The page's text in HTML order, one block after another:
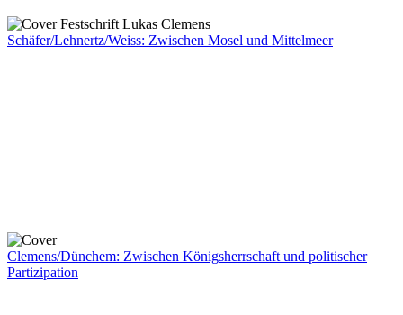
Schäfer/Lehnertz/Weiss: Zwischen Mosel und Mittelmeer
Clemens/Dünchem: Zwischen Königsherrschaft und politischer
Partizipation